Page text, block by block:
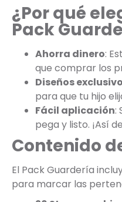
¿Por qué
Pack
Ahorra dinero:
que comprar los
Diseños
para que tu hijo
Fácil aplicación:
pega y listo. ¡Así
Contenido
El Pack Guardería
para marcar las